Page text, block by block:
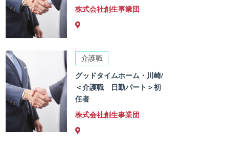
株式会社創生事業団
介護職
グッドタイムホーム・川崎/
＜介護職 日勤パート＞初
任者
株式会社創生事業団